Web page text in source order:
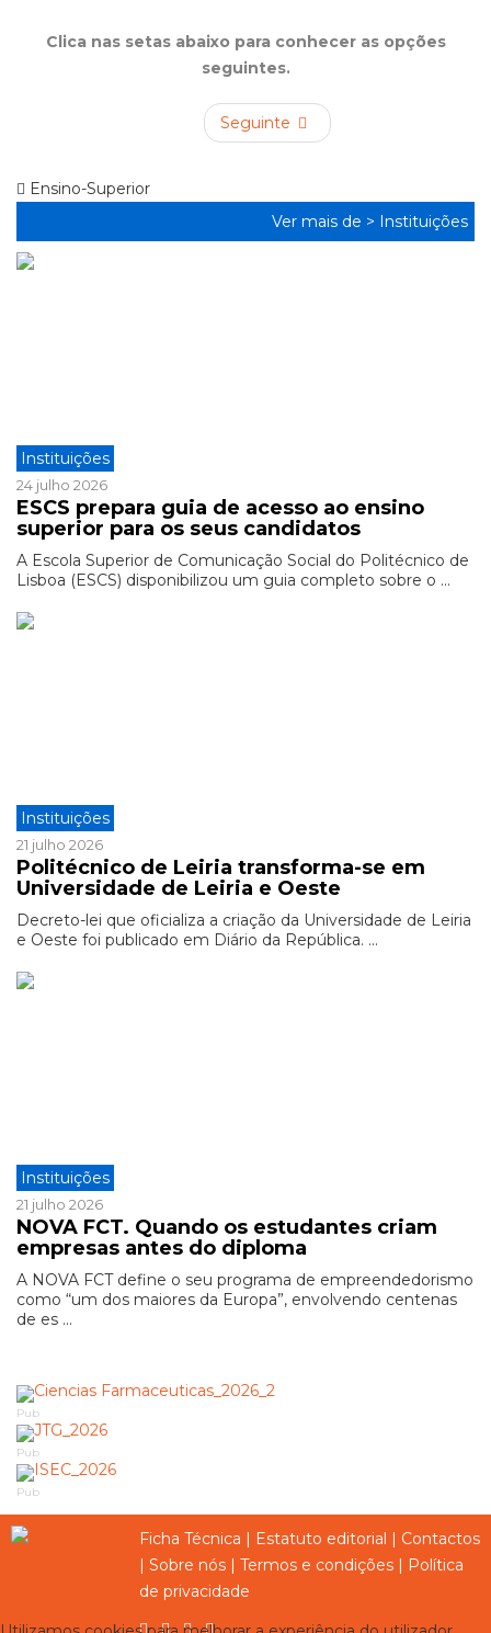
Clica nas setas abaixo para conhecer as opções
seguintes.
Seguinte
Ensino-Superior
Ver mais de > Instituições
Instituições
24 julho 2026
ESCS prepara guia de acesso ao ensino
superior para os seus candidatos
A Escola Superior de Comunicação Social do Politécnico de
Lisboa (ESCS) disponibilizou um guia completo sobre o ...
Instituições
21 julho 2026
Politécnico de Leiria transforma-se em
Universidade de Leiria e Oeste
Decreto-lei que oficializa a criação da Universidade de Leiria
e Oeste foi publicado em Diário da República. ...
Instituições
21 julho 2026
NOVA FCT. Quando os estudantes criam
empresas antes do diploma
A NOVA FCT define o seu programa de empreendedorismo
como “um dos maiores da Europa”, envolvendo centenas
de es ...
Pub
Pub
Pub
Ficha Técnica | Estatuto editorial | Contactos
| Sobre nós | Termos e condições | Política
de privacidade